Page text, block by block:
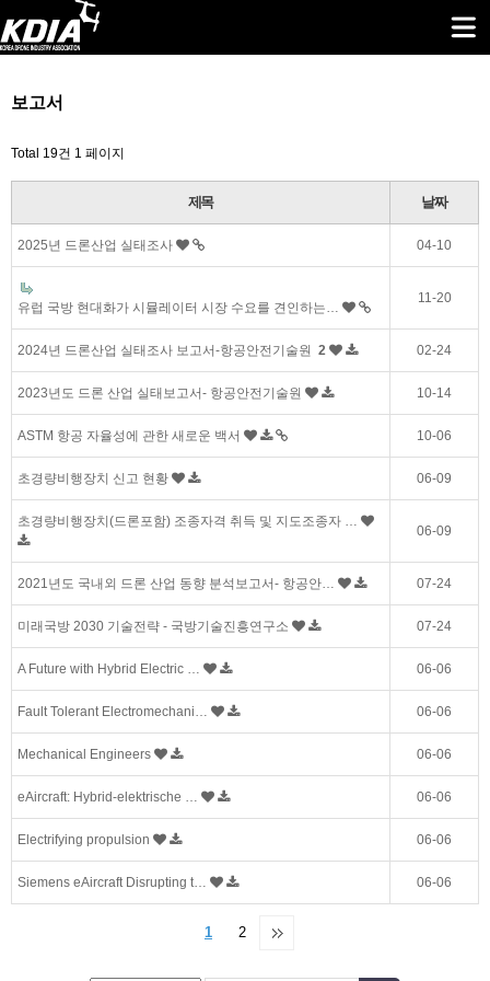
보고서
Total 19건 1 페이지
제목 날짜
2025년 드론산업 실태조사 04-10
유럽 ​​국방 현대화가 시뮬레이터 시장 수요를 견인하는…
11-20
2024년 드론산업 실태조사 보고서-항공안전기술원 2 02-24
2023년도 드론 산업 실태보고서- 항공안전기술원 10-14
ASTM 항공 자율성에 관한 새로운 백서 10-06
초경량비행장치 신고 현황 06-09
초경량비행장치(드론포함) 조종자격 취득 및 지도조종자 …
06-09
2021년도 국내외 드론 산업 동향 분석보고서- 항공안… 07-24
미래국방 2030 기술전략 - 국방기술진흥연구소 07-24
A Future with Hybrid Electric … 06-06
Fault Tolerant Electromechani… 06-06
Mechanical Engineers 06-06
eAircraft: Hybrid-elektrische … 06-06
Electrifying propulsion 06-06
Siemens eAircraft Disrupting t… 06-06
1 2